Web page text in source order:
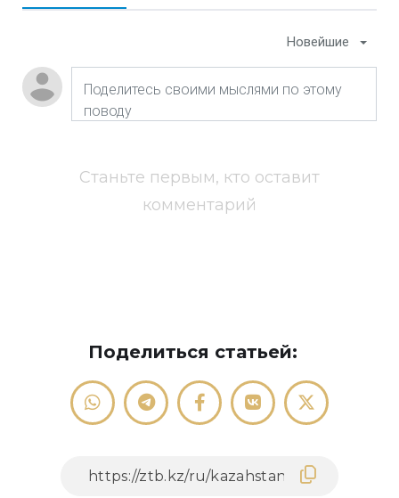
Новейшие
Станьте первым, кто оставит
комментарий
Поделиться статьей: